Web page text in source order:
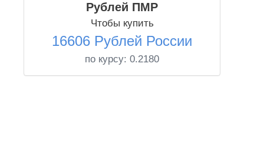
Рублей ПМР
Чтобы купить
16606 Рублей России
по курсу: 0.2180